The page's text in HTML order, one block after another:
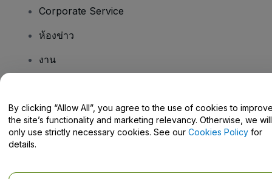
Corporate Service
ห้องข่าว
งาน
Help Centre / Contact Us
By clicking “Allow All”, you agree to the use of cookies to
the site’s functionality and marketing relevancy. Otherwise, we will
only use strictly necessary cookies. See our Cookies Policy for
details.